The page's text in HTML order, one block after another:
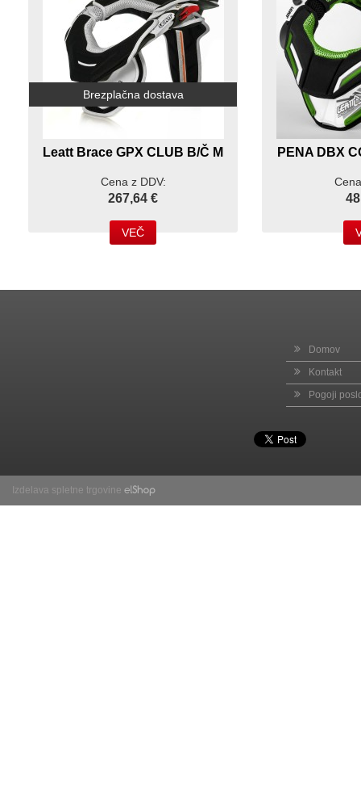
Brezplačna dostava
Leatt Brace GPX CLUB B/Č M
Cena z DDV:
267,64 €
VEČ
PENA DBX
Domov
Kontakt
Pogoji
Izdelava spletne trgovine